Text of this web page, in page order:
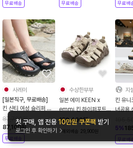
첫 구매, 앱 전용 10만원 쿠폰팩 받기
로그인 후 확인하기
무료배송 무료배송 무료배
사레이
[일본직구, 무료배송]
킨 샨티 여성 슬리퍼 샌
들 아웃도어 여름 신발
화이트 블랙 토프 일본
직배송
87,700 원
87,100원
무료배송
수상한부부
일본 에미 KEEN x
emmi 킨 하이퍼포트
H2 베이지 샌들 스니커
즈 1032632
159,400원
해외배송 29,900원
지
킨 유니
녀공용
5%
무료배송